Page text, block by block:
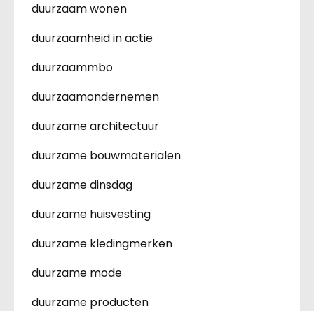
duurzaam wonen
duurzaamheid in actie
duurzaammbo
duurzaamondernemen
duurzame architectuur
duurzame bouwmaterialen
duurzame dinsdag
duurzame huisvesting
duurzame kledingmerken
duurzame mode
duurzame producten